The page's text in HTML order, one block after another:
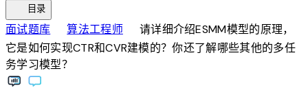
目录
面试题库chevron_right算法工程师chevron_right
请详细介绍ESMM模型的原理，
它是如何实现CTR和CVR建模的？你还了解哪些其他的多任
务学习模型？